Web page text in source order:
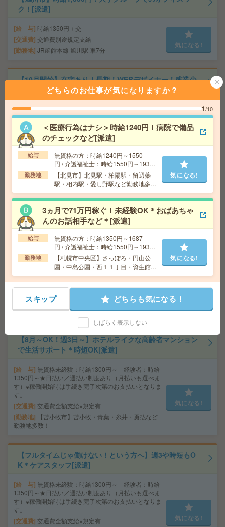
ク！[派遣]
給 与 時給1350円＋交
交通費 交通費別途規定支給
勤務地 JR函館本線 旭川駅 車7分
気になる!
【10月開始】在宅あり！長期！WEBデザイナー！残業少
なめ[派遣]
給 与 時給1300円 月収例 208,000円+残業代
交通費 全額支給
勤務地
大通駅徒歩5分、さっぽろ駅徒歩8分 ※おしゃ
れなオフィス！ベンチャーです！
気になる!
【50代～60代活躍】経験を活かす落着いた職場*補助金支
援＊事務[派遣]
給 与 時給1300円＋交
交通費 交通費支給有
勤務地
札幌市営南北線 さっぽろ駅 徒歩10分/札幌市
営東西線 西11丁目駅 徒歩11分
気になる!
≪事務デビューを応援！≫保険事務のサポートスタッ
給 与 時給1350円＋交
交通費 交通費規定支給
勤務地 JR函館本線 旭川駅 徒歩11分
【8月～OK！週3日～】ホテルライクな高齢者マンション
で生活サポート＊時短OK[派遣]
給 与 無資格未経験：時給1300円～ 経験者：時給
1350円～★日払い／週払い制度あり（月払いも選べま
す）※稼働開始時は手続き完了次第のお支払いとなりま
す。
交通費 交通費全額支給※規定有
勤務地
【苫小牧市】苫小牧・青葉・糸井・勇払など
勤務地多数！
気になる!
【フルタイムじゃ働けない！という方へ】週3や時短もO
K＊ケアスタッフ[派遣]
給 与 無資格未経験：時給1300円～ 経験者：時給
1350円～★日払い／週払い制度あり（月払いも選べま
す）※稼働開始時は手続き完了次第のお支払いとなりま
す。
交通費 交通費全額支給※規定有 気になる!
どちらのお仕事が気になりますか？
1/10
＜医療行為はナシ＞時給1240円！病院で備品
のチェックなど[派遣]
給与
無資格の方：時給1240円～1550
円 / 介護福祉士：時給1550円～1937
円 / 初任者以上：時給1450円～1812
円
勤務地
【北見市】北見駅・柏陽駅・留辺蘂
駅・相内駅・愛し野駅など勤務地多
数！
気になる!
3ヵ月で71万円稼ぐ！未経験OK＊おばあちゃ
んのお話相手など＊[派遣]
給与
無資格の方：時給1350円～1687
円 / 介護福祉士：時給1550円～1937
円 / 初任者以上：時給1450円～1812
円
勤務地
【札幌市中央区】さっぽろ・円山公
園・中島公園・西１１丁目・資生館小
学校前など勤務地多数！
気になる!
スキップ どちらも気になる！
しばらく表示しない